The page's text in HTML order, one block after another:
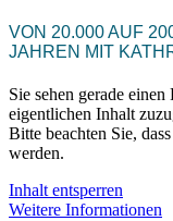
VON 20.000 AUF
JAHREN MIT
Sie sehen gerade
eigentlichen Inhalt
Bitte beachten Sie,
werden.
Inhalt entsperren
Weitere Informationen